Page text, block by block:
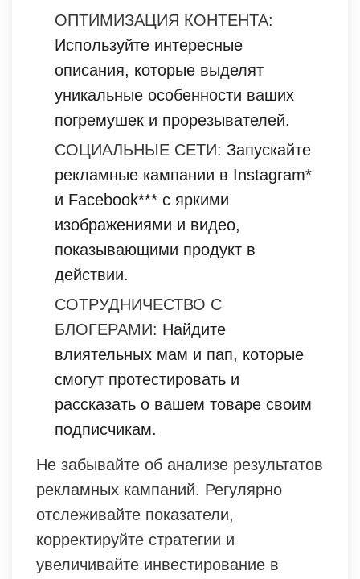
ОПТИМИЗАЦИЯ КОНТЕНТА:
Используйте интересные
описания, которые выделят
уникальные особенности ваших
погремушек и прорезывателей.
СОЦИАЛЬНЫЕ СЕТИ: Запускайте
рекламные кампании в Instagram*
и Facebook*** с яркими
изображениями и видео,
показывающими продукт в
действии.
СОТРУДНИЧЕСТВО С
БЛОГЕРАМИ: Найдите
влиятельных мам и пап, которые
смогут протестировать и
рассказать о вашем товаре своим
подписчикам.
Не забывайте об анализе результатов
рекламных кампаний. Регулярно
отслеживайте показатели,
корректируйте стратегии и
увеличивайте инвестирование в